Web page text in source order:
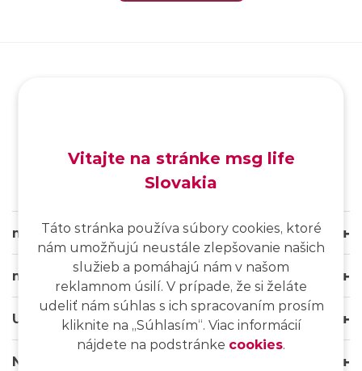
msg life Slovakia
msg life Group
Užitočné odkazy
Naše weby
Vitajte na stránke msg life
Slovakia
Táto stránka používa súbory cookies, ktoré
nám umožňujú neustále zlepšovanie našich
služieb a pomáhajú nám v našom
reklamnom úsilí. V prípade, že si želáte
udeliť nám súhlas s ich spracovaním prosím
kliknite na ,,Súhlasím“. Viac informácií
nájdete na podstránke cookies.